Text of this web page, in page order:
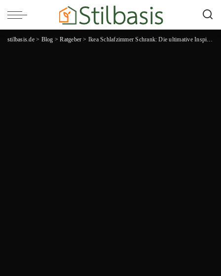
stilbasis.de> Blog >Ratgeber > Ikea Schlafzimmer Schrank: Die ultimative Inspiration für Ihren perfekten Aufbewahrungstraum!